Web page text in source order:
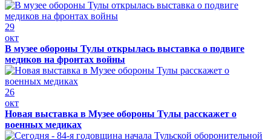
29
окт
В музее обороны Тулы открылась выставка о подвиге
медиков на фронтах войны
26
окт
Новая выставка в Музее обороны Тулы расскажет о
военных медиках